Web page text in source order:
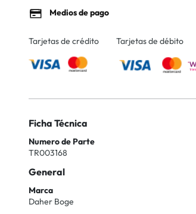
Medios de pago
Tarjetas de crédito Tarjetas de débito
Ficha Técnica
Numero de Parte
TR003168
General
Marca
Daher Boge